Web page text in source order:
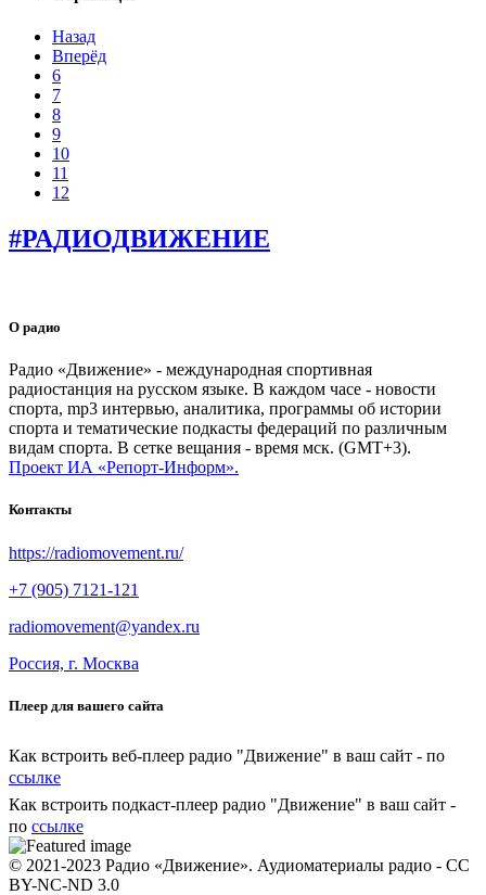
Назад
Вперёд
6
7
8
9
10
11
12
#РАДИОДВИЖЕНИЕ
О радио
Радио «Движение» - международная спортивная
радиостанция на русском языке. В каждом часе - новости
спорта, mp3 интервью, аналитика, программы об истории
спорта и тематические подкасты федераций по различным
видам спорта. В сетке вещания - время мск. (GMT+3).
Проект ИА «Репорт-Информ».
Контакты
https://radiomovement.ru/
+7 (905) 7121-121
radiomovement@yandex.ru
Россия, г. Москва
Плеер для вашего сайта
Как встроить веб-плеер радио "Движение" в ваш сайт - по
ссылке
Как встроить подкаст-плеер радио "Движение" в ваш сайт -
по ссылке
© 2021-2023 Радио «Движение». Аудиоматериалы радио - CC
BY-NC-ND 3.0